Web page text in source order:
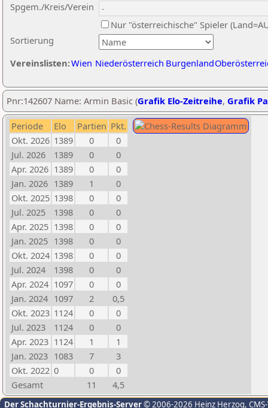
Sortierung
Spgem./Kreis/Verein
Nur "österreichische" Spieler
Vereinslisten:Wien Niederösterreich Burgenland
Pnr:142607 Name: Armin Basic (Grafik Elo-Zeitreihe, Grafik
Periode Elo Partien Pkt.
Okt. 2026 1389 0
0
Jul. 2026
1389 0
0
Apr. 2026 1389 0
0
Jan. 2026 1389 1
0
Okt. 2025 1398 0
0
Jul. 2025
1398 0
0
Apr. 2025 1398 0
0
Jan. 2025 1398 0
0
Okt. 2024 1398 0
0
Jul. 2024
1398 0
0
Apr. 2024 1097 0
0
Jan. 2024 1097 2
0,5
Okt. 2023 1124 0
0
Jul. 2023
1124 0
0
Apr. 2023 1124 1
1
Jan. 2023 1083 7
3
Okt. 2022 0 0
0
Gesamt
11 4,5
Der Schachturnier-Ergebnis-Server© 2006-2026 Heinz Herzog,